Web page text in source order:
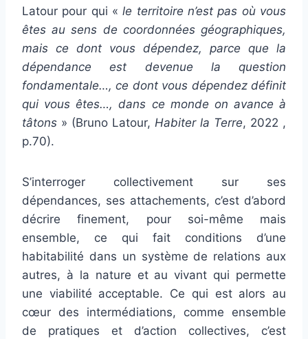
Latour pour qui «le territoire n’est pas où vous
êtes au sens de coordonnées géographiques,
mais ce dont vous dépendez, parce que la
dépendance est devenue la question
fondamentale…, ce dont vous dépendez définit
qui vous êtes…, dans ce monde on avance à
tâtons » (Bruno Latour, Habiter la Terre, 2022 ,
p.70).
S’interroger collectivement sur ses
dépendances, ses attachements, c’est d’abord
décrire finement, pour soi-même mais
ensemble, ce qui fait conditions d’une
habitabilité dans un système de relations aux
autres, à la nature et au vivant qui permette
une viabilité acceptable. Ce qui est alors au
cœur des intermédiations, comme ensemble
de pratiques et d’action collectives, c’est